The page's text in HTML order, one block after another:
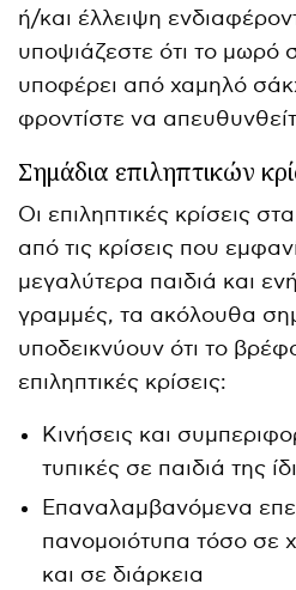
ή/και έλλειψη
υποψιάζεστε ότι το μωρό
υποφέρει από χαμηλό
φροντίστε να
Σημάδια επιληπτικών
Οι επιληπτικές κρίσεις
από τις κρίσεις που
μεγαλύτερα παιδιά και
γραμμές, τα ακόλουθα
υποδεικνύουν ότι το
επιληπτικές κρίσεις:
Κινήσεις και
τυπικές σε παιδιά της
Επαναλαμβανόμενα
πανομοιότυπα τόσο σε
και σε διάρκεια